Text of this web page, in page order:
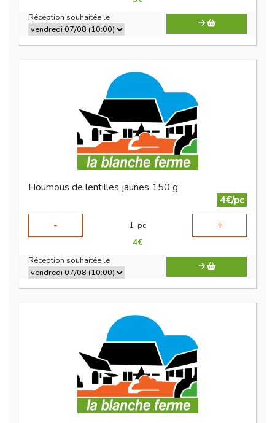
Réception souhaitée le
Houmous de lentilles jaunes 150 g
4€/pc
-
1 pc +
4€
Réception souhaitée le